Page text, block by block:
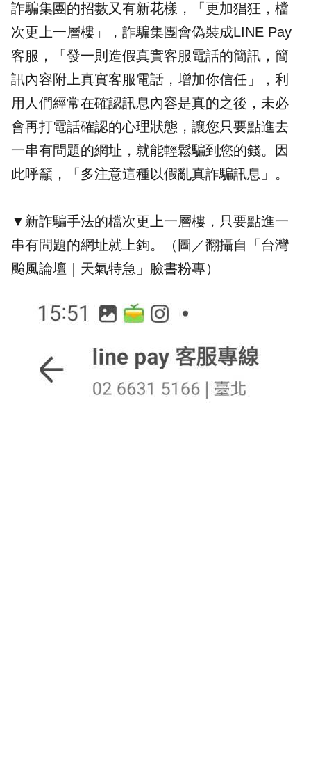
詐騙集團的招數又有新花樣，「更加猖狂，檔
次更上一層樓」，詐騙集團會偽裝成LINE Pay
客服，「發一則造假真實客服電話的簡訊，簡
訊內容附上真實客服電話，增加你信任」，利
用人們經常在確認訊息內容是真的之後，未必
會再打電話確認的心理狀態，讓您只要點進去
一串有問題的網址，就能輕鬆騙到您的錢。因
此呼籲，「多注意這種以假亂真詐騙訊息」。
▼新詐騙手法的檔次更上一層樓，只要點進一
串有問題的網址就上鉤。（圖／翻攝自「台灣
颱風論壇｜天氣特急」臉書粉專）